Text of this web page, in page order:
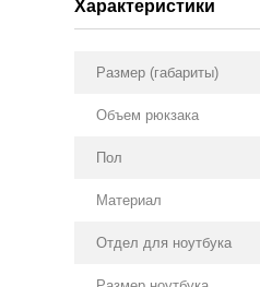
Характеристики
Размер (габариты)
Объем рюкзака
Пол
Материал
Отдел для ноутбука